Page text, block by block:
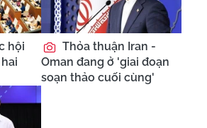
hội
Thỏa thuận Iran -
Oman đang ở 'giai đoạn
soạn thảo cuối cùng'